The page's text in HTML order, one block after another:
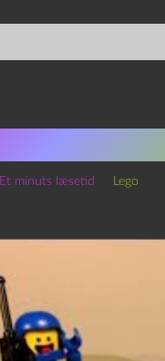
Et minuts læsetid Lego